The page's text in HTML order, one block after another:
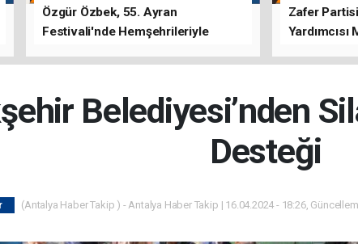
Özgür Özbek, 55. Ayran
Festivali'nde Hemşehrileriyle
Zafer
Belediyesi’nden
Desteği
(Antalya Haber Takip ) - Antalya Haber Takip | 16.04.2024 - 18:26,